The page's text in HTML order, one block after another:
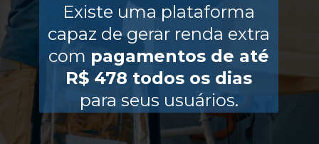
Existe uma plataforma
capaz de gerar renda extra
com pagamentos de até
R$ 478 todos os dias
para seus usuários.